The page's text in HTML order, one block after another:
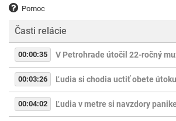
Pomoc
Časti relácie
00:00:35 V Petrohrade útočil 22-ročný
00:03:26 Ľudia si chodia uctiť obete útoku
00:04:02 Ľudia v metre si navzdory